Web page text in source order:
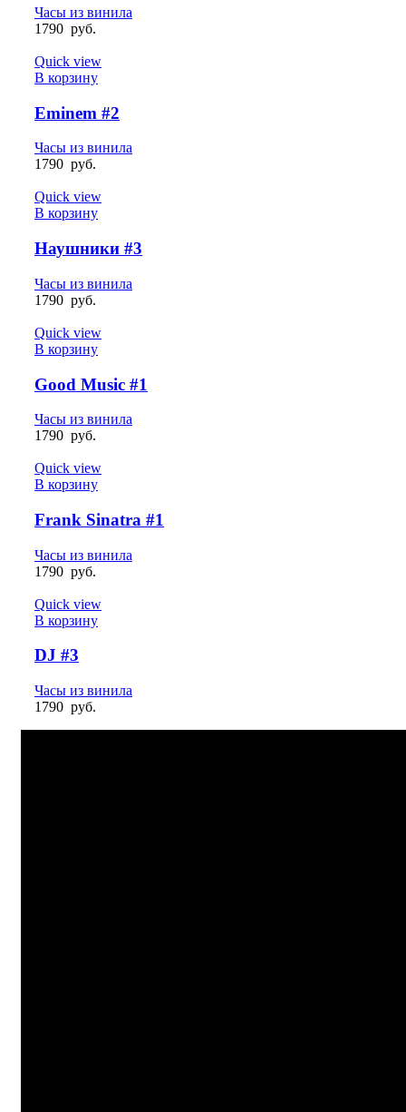
Часы из винила
1790 руб.
Quick view
В корзину
Eminem #2
Часы из винила
1790 руб.
Quick view
В корзину
Наушники #3
Часы из винила
1790 руб.
Quick view
В корзину
Good Music #1
Часы из винила
1790 руб.
Quick view
В корзину
Frank Sinatra #1
Часы из винила
1790 руб.
Quick view
В корзину
DJ #3
Часы из винила
1790 руб.